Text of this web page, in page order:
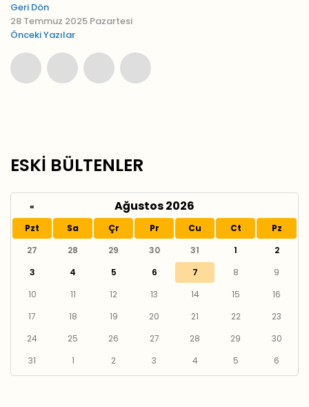
Geri Dön
28 Temmuz 2025 Pazartesi
Önceki Yazılar
ESKİ BÜLTENLER
« Ağustos 2026
Pzt Sa Çr Pr Cu Ct
Pz
27
28 29 30 31 1
2
3
4 5 6 7 8
9
10
11 12 13 14 15
16
17
18 19 20 21 22
23
24
25 26 27 28 29
30
31
1 2 3 4 5 6